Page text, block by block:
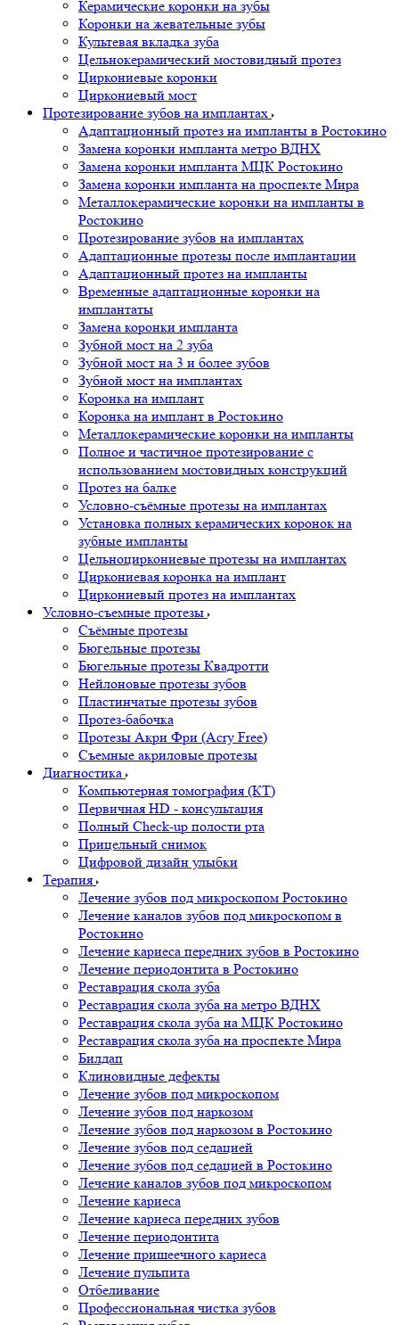
Керамические коронки на зубы
Коронки на жевательные зубы
Культевая вкладка зуба
Цельнокерамический мостовидный протез
Циркониевые коронки
Циркониевый мост
Протезирование зубов на имплантах
Адаптационный протез на импланты в Ростокино
Замена коронки импланта метро ВДНХ
Замена коронки импланта МЦК Ростокино
Замена коронки импланта на проспекте Мира
Металлокерамические коронки на импланты в
Ростокино
Протезирование зубов на имплантах
Адаптационные протезы после имплантации
Адаптационный протез на импланты
Временные адаптационные коронки на
имплантаты
Замена коронки импланта
Зубной мост на 2 зуба
Зубной мост на 3 и более зубов
Зубной мост на имплантах
Коронка на имплант
Коронка на имплант в Ростокино
Металлокерамические коронки на импланты
Полное и частичное протезирование с
использованием мостовидных конструкций
Протез на балке
Условно-съёмные протезы на имплантах
Установка полных керамических коронок на
зубные импланты
Цельноциркониевые протезы на имплантах
Циркониевая коронка на имплант
Циркониевый протез на имплантах
Условно-съемные протезы
Съёмные протезы
Бюгельные протезы
Бюгельные протезы Квадротти
Нейлоновые протезы зубов
Пластинчатые протезы зубов
Протез-бабочка
Протезы Акри Фри (Acry Free)
Съемные акриловые протезы
Диагностика
Компьютерная томография (КТ)
Первичная HD - консультация
Полный Check-up полости рта
Прицельный снимок
Цифровой дизайн улыбки
Терапия
Лечение зубов под микроскопом Ростокино
Лечение каналов зубов под микроскопом в
Ростокино
Лечение кариеса передних зубов в Ростокино
Лечение периодонтита в Ростокино
Реставрация скола зуба
Реставрация скола зуба на метро ВДНХ
Реставрация скола зуба на МЦК Ростокино
Реставрация скола зуба на проспекте Мира
Билдап
Клиновидные дефекты
Лечение зубов под микроскопом
Лечение зубов под наркозом
Лечение зубов под наркозом в Ростокино
Лечение зубов под седацией
Лечение зубов под седацией в Ростокино
Лечение каналов зубов под микроскопом
Лечение кариеса
Лечение кариеса передних зубов
Лечение периодонтита
Лечение пришеечного кариеса
Лечение пульпита
Отбеливание
Профессиональная чистка зубов